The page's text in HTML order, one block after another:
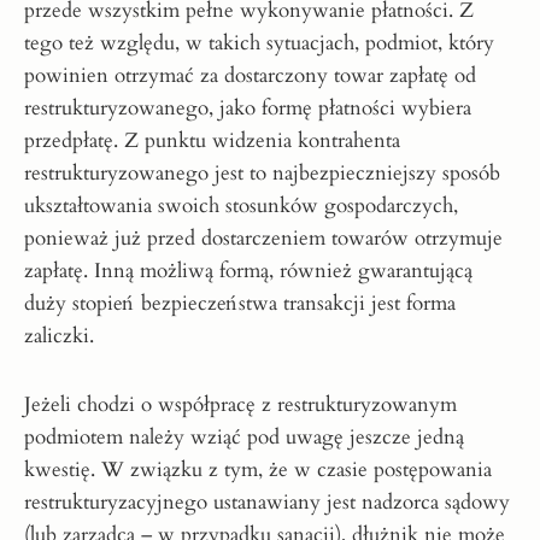
przede wszystkim pełne wykonywanie płatności. Z
tego też względu, w takich sytuacjach, podmiot, który
powinien otrzymać za dostarczony towar zapłatę od
restrukturyzowanego, jako formę płatności wybiera
przedpłatę. Z punktu widzenia kontrahenta
restrukturyzowanego jest to najbezpieczniejszy sposób
ukształtowania swoich stosunków gospodarczych,
ponieważ już przed dostarczeniem towarów otrzymuje
zapłatę. Inną możliwą formą, również gwarantującą
duży stopień bezpieczeństwa transakcji jest forma
zaliczki.
Jeżeli chodzi o współpracę z restrukturyzowanym
podmiotem należy wziąć pod uwagę jeszcze jedną
kwestię. W związku z tym, że w czasie postępowania
restrukturyzacyjnego ustanawiany jest nadzorca sądowy
(lub zarządca – w przypadku sanacji), dłużnik nie może